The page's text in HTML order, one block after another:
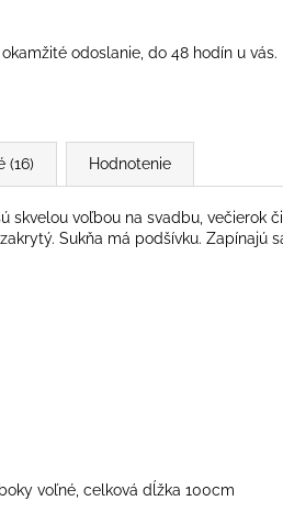
odoslanie, do 48 hodín u vás.
(16) Hodnotenie
skvelou voľbou na svadbu, večierok
Sukňa má podšívku. Zapínajú
voľné, celková dĺžka 100cm